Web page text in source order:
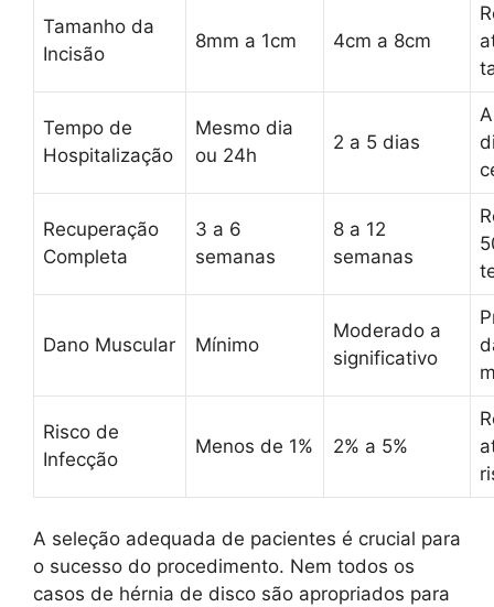
Tamanho da
Incisão
8mm a 1cm 4cm a 8cm
Tempo de
Hospitalização
Mesmo dia
ou 24h
2 a 5 dias
Recuperação
Completa
3 a 6
semanas
8 a 12
semanas
Dano Muscular Mínimo
Moderado a
significativo
Risco de
Infecção
Menos de 1% 2% a 5%
A seleção adequada de pacientes é crucial para
o sucesso do procedimento. Nem todos os
casos de hérnia de disco são apropriados para